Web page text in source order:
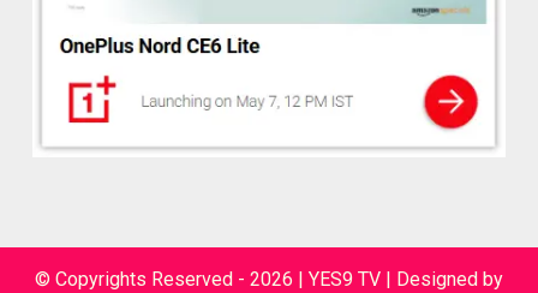
© Copyrights Reserved - 2026 | YES9 TV
Designed by